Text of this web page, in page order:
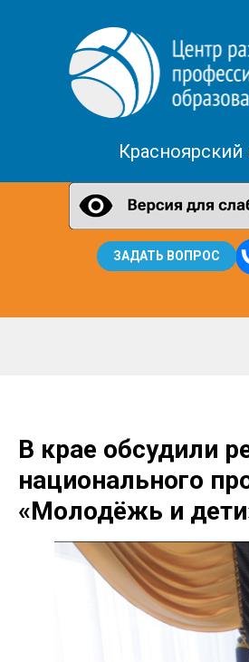
Красноярский
ЗАДАТЬ ВОПРОС
В крае обсудили
национального
«Молодёжь и